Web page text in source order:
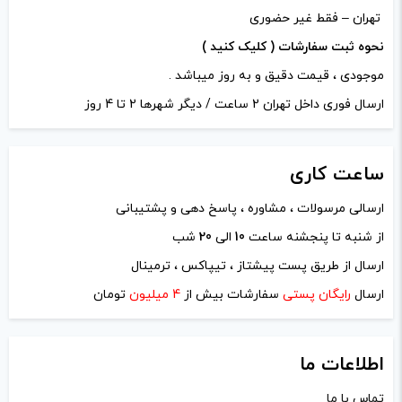
نام*
ایمیل*
تهران – فقط غیر حضوری
نحوه ثبت سفارشات ( کلیک کنید )
موجودی ، قیمت دقیق و به روز میباشد .
ارسال فوری داخل تهران 2 ساعت / دیگر شهرها 2 تا 4 روز
ساعت کاری
ارسالی مرسولات ، مشاوره ، پاسخ دهی و پشتیبانی
از شنبه تا پنجشنه ساعت 10 الی 20 شب
ارسال از طریق پست پیشتاز ، تیپاکس ، ترمینال
ارسال رایگان پستی سفارشات بیش از 4 میلیون تومان
اطلاعات ما